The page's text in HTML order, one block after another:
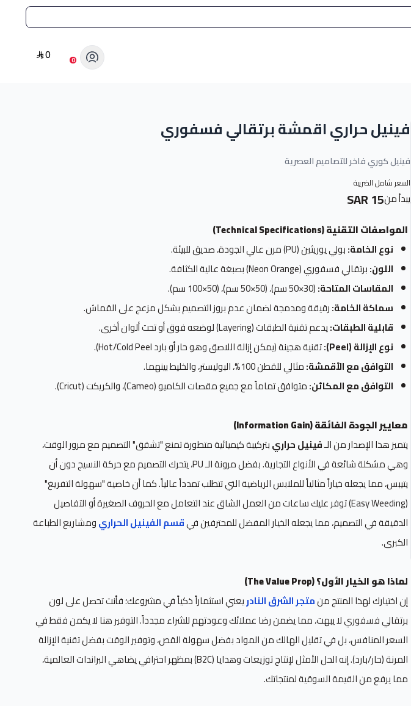
0
0
فينيل حراري اقمشة برتقالي فسفوري
فينيل كوري فاخر للتصاميم العصرية
السعر شامل الضريبة
يبدأ من15 SAR
المواصفات التقنية (Technical Specifications)
نوع الخامة:بولي يوريثين (PU) مرن عالي الجودة، صديق للبيئة.
اللون:برتقالي فسفوري (Neon Orange) بصبغة عالية الكثافة.
المقاسات المتاحة:(30×50 سم)، (50×50 سم)، (50×100 سم).
سماكة الخامة:رقيقة ومدمجة لضمان عدم بروز التصميم بشكل مزعج على القماش.
قابلية الطبقات:يدعم تقنية الطبقات (Layering) لوضعه فوق أو تحت ألوان أخرى.
نوع الإزالة (Peel):
تقنية هجينة (يمكن إزالة اللاصق وهو حار أو بارد Hot/Cold Peel).
التوافق مع الأقمشة:مثالي للقطن 100%، البوليستر، والخليط بينهما.
التوافق مع المكائن:متوافق تماماً مع جميع مقصات الكاميو (Cameo)، والكريكت (Cricut).
معايير الجودة الفائقة (Information Gain)
يتميز هذا الإصدار من الـفينيل حراريبتركيبة كيميائية متطورة تمنع "تشقق" التصميم مع مرور الوقت،
وهي مشكلة شائعة في الأنواع التجارية. بفضل مرونة الـ PU، يتحرك التصميم مع حركة النسيج دون أن
يتيبس، مما يجعله خياراً مثالياً للملابس الرياضية التي تتطلب تمدداً عالياً. كما أن خاصية "سهولة التفريغ"
(Easy Weeding) توفر عليك ساعات من العمل الشاق عند التعامل مع الحروف الصغيرة أو التفاصيل
الدقيقة في التصميم، مما يجعله الخيار المفضل للمحترفين فيقسم الفينيل الحراريومشاريع الطباعة
الكبرى.
لماذا هو الخيار الأول؟ (The Value Prop)
إن اختيارك لهذا المنتج منمتجر الشرق النادريعني استثماراً ذكياً في مشروعك؛ فأنت تحصل على لون
برتقالي فسفوري لا يبهت، مما يضمن رضا عملائك وعودتهم للشراء مجدداً. التوفير هنا لا يكمن فقط في
السعر المنافس، بل في تقليل الهالك من المواد بفضل سهولة القص، وتوفير الوقت بفضل تقنية الإزالة
المرنة (حار/بارد). إنه الحل الأمثل لإنتاج توزيعات وهدايا (B2C) بمظهر احترافي يضاهي البراندات العالمية،
مما يرفع من القيمة السوقية لمنتجاتك.